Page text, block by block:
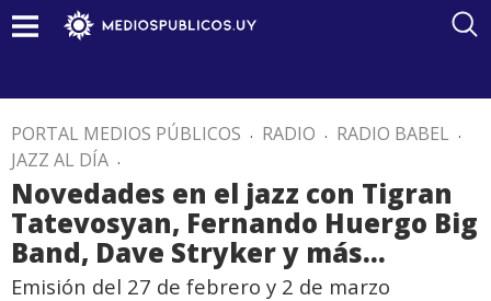
PORTAL MEDIOS PÚBLICOS . RADIO . RADIO BABEL .
JAZZ AL DÍA .
Novedades en el jazz con Tigran
Tatevosyan, Fernando Huergo Big
Band, Dave Stryker y más…
Emisión del 27 de febrero y 2 de marzo